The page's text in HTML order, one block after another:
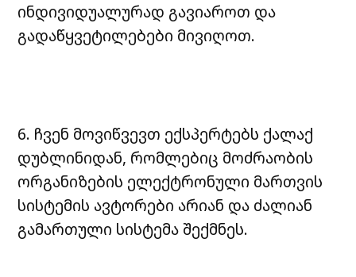
ინდივიდუალურად გავიაროთ და
გადაწყვეტილებები მივიღოთ.
6. ჩვენ მოვიწვევთ ექსპერტებს ქალაქ
დუბლინიდან, რომლებიც მოძრაობის
ორგანიზების ელექტრონული მართვის
სისტემის ავტორები არიან და ძალიან
გამართული სისტემა შექმნეს.